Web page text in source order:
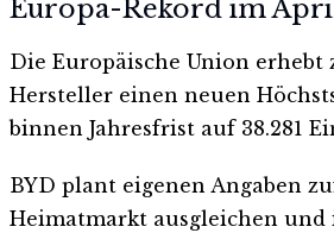
Europa-Rekord im
Die Europäische Union erhebt
Hersteller einen neuen
binnen Jahresfrist auf 38.281
BYD plant eigenen Angaben
Heimatmarkt ausgleichen